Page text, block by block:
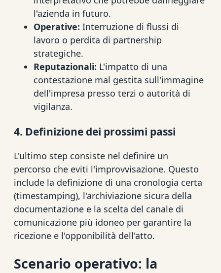
l'azienda in futuro.
Operative: Interruzione di flussi di
lavoro o perdita di partnership
strategiche.
Reputazionali: L'impatto di una
contestazione mal gestita sull'immagine
dell'impresa presso terzi o autorità di
vigilanza.
4. Definizione dei prossimi passi
L'ultimo step consiste nel definire un
percorso che eviti l'improvvisazione. Questo
include la definizione di una cronologia certa
(timestamping), l'archiviazione sicura della
documentazione e la scelta del canale di
comunicazione più idoneo per garantire la
ricezione e l'opponibilità dell'atto.
Scenario operativo: la